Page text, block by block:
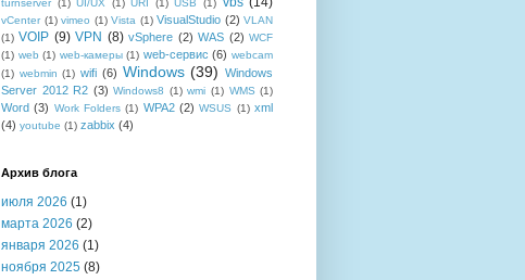
turnserver (1) UI/UX (1) URI (1) USB (1)
vCenter (1) vimeo (1) Vista (1) VisualStudio (2) VLAN
(1) VOIP (9) VPN (8) vSphere (2) WAS (2) WCF
(1) web (1) web-камеры (1) web-сервис (6) webcam
(1) webmin (1) wifi (6) Windows (39) Windows
Server 2012 R2 (3) Windows8 (1) wmi (1) WMS (1)
Word (3) Work Folders (1) WPA2 (2) WSUS (1) xml
(4) youtube (1) zabbix (4)
Архив блога
июля 2026 (1)
марта 2026 (2)
января 2026 (1)
ноября 2025 (8)